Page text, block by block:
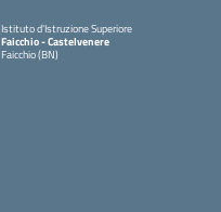
Istituto d'Istruzione Superiore
Faicchio - Castelvenere
Faicchio (BN)